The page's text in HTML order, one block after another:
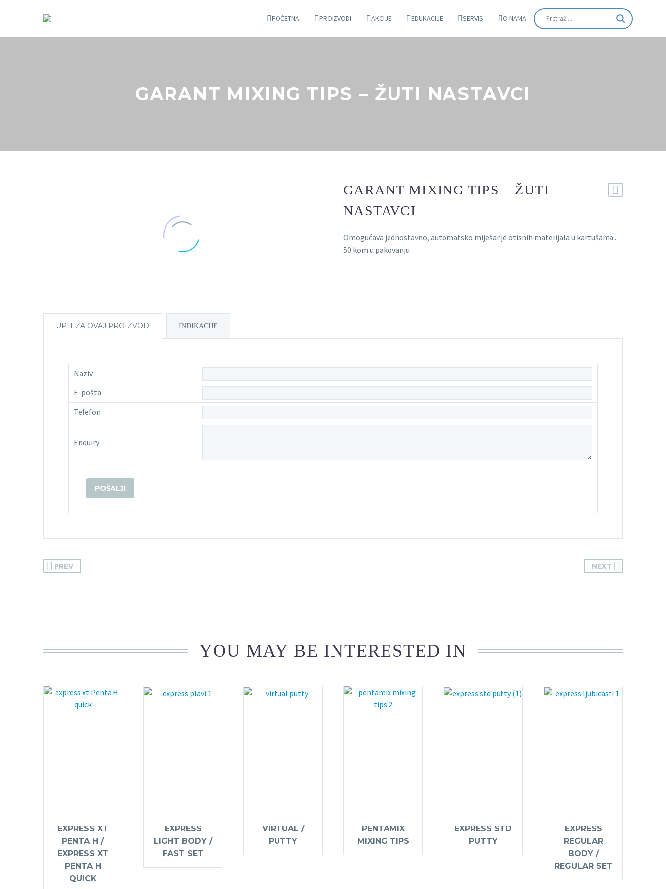
POČETNA PROIZVODI AKCIJE EDUKACIJE SERVIS O NAMA
GARANT MIXING TIPS – ŽUTI NASTAVCI
GARANT MIXING TIPS – ŽUTI
NASTAVCI
Omogućava jednostavno, automatsko miješanje otisnih materijala u kartušama .
50 kom u pakovanju
UPIT ZA OVAJ PROIZVOD INDIKACIJE
Naziv
E-pošta
Telefon
Enquiry
PREV NEXT
YOU MAY BE INTERESTED IN
EXPRESS XT
PENTA H /
EXPRESS XT
PENTA H
QUICK
EXPRESS
LIGHT BODY /
FAST SET
VIRTUAL /
PUTTY
PENTAMIX
MIXING TIPS
EXPRESS STD
PUTTY
EXPRESS
REGULAR
BODY /
REGULAR SET